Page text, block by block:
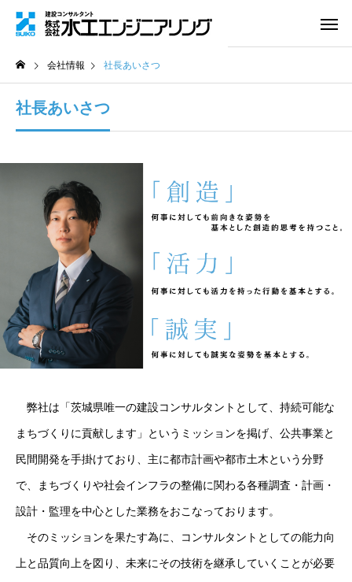
会社情報 社長あいさつ
社長あいさつ
弊社は「茨城県唯一の建設コンサルタントとして、持続可能な
まちづくりに貢献します」というミッションを掲げ、公共事業と
民間開発を手掛けており、主に都市計画や都市土木という分野
で、まちづくりや社会インフラの整備に関わる各種調査・計画・
設計・監理を中心とした業務をおこなっております。
そのミッションを果たす為に、コンサルタントとしての能力向
上と品質向上を図り、未来にその技術を継承していくことが必要